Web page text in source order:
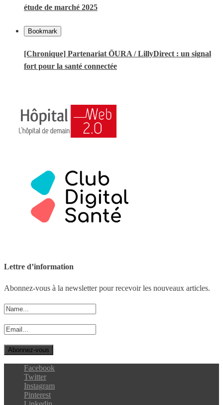
étude de marché 2025
Bookmark
[Chronique] Partenariat ŌURA / LillyDirect : un signal
fort pour la santé connectée
Lettre d’information
Abonnez-vous à la newsletter pour recevoir les nouveaux articles.
Facebook
Twitter
Instagram
Pinterest